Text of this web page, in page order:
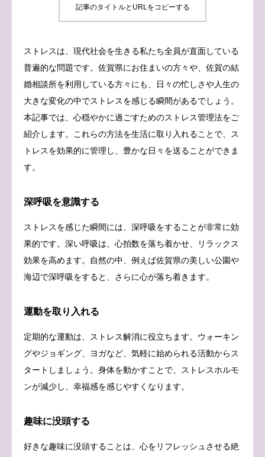
記事のタイトルとURLをコピーする
ストレスは、現代社会を生きる私たち全員が直面している
普遍的な問題です。佐賀県にお住まいの方々や、佐賀の結
婚相談所を利用している方々にも、日々の忙しさや人生の
大きな変化の中でストレスを感じる瞬間があるでしょう。
本記事では、心穏やかに過ごすためのストレス管理法をご
紹介します。これらの方法を生活に取り入れることで、ス
トレスを効果的に管理し、豊かな日々を送ることができま
す。
深呼吸を意識する
ストレスを感じた瞬間には、深呼吸をすることが非常に効
果的です。深い呼吸は、心拍数を落ち着かせ、リラックス
効果を高めます。自然の中、例えば佐賀県の美しい公園や
海辺で深呼吸をすると、さらに心が落ち着きます。
運動を取り入れる
定期的な運動は、ストレス解消に役立ちます。ウォーキン
グやジョギング、ヨガなど、気軽に始められる活動からス
タートしましょう。身体を動かすことで、ストレスホルモ
ンが減少し、幸福感を感じやすくなります。
趣味に没頭する
好きな趣味に没頭することは、心をリフレッシュさせる絶